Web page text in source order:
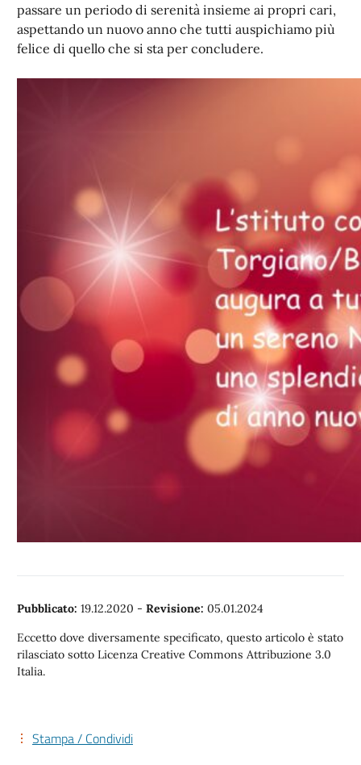
passare un periodo di serenità insieme ai propri cari,
aspettando un nuovo anno che tutti auspichiamo più
felice di quello che si sta per concludere.
Pubblicato: 19.12.2020 - Revisione: 05.01.2024
Eccetto dove diversamente specificato, questo articolo è stato
rilasciato sotto Licenza Creative Commons Attribuzione 3.0
Italia.
Stampa / Condividi